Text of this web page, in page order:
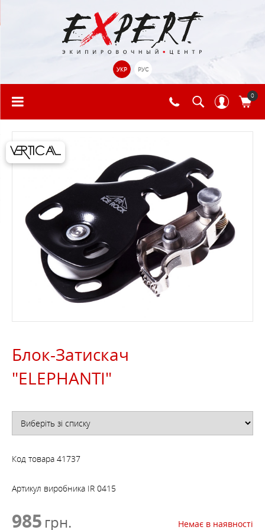
УКР РУС
0
Блок-Затискач
"ELEPHANTI"
Код товара 41737
Артикул виробника IR 0415
985 грн. Немає в наявності